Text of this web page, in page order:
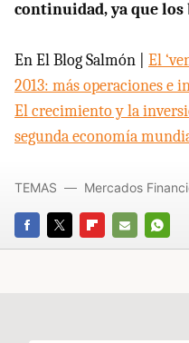
continuidad, ya que
En El Blog Salmón | El
2013: más operaciones e
El crecimiento y la
segunda economía
FACEBOOK
TWITTERFLIPBOARD
E-
TEMAS Mercados